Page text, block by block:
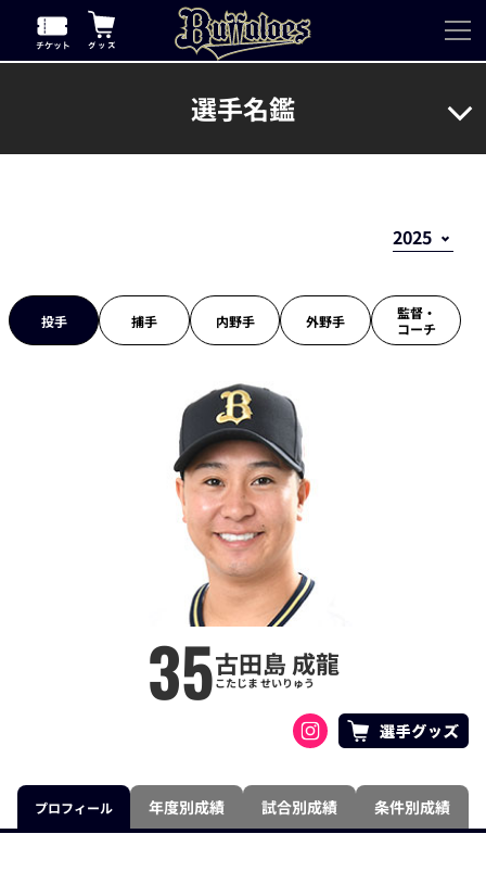
選手名鑑
投手 捕手 内野手 外野手
監督・
コーチ
35古田島 成龍
こたじま せいりゅう
プロフィール 年度別成績 試合別成績 条件別成績